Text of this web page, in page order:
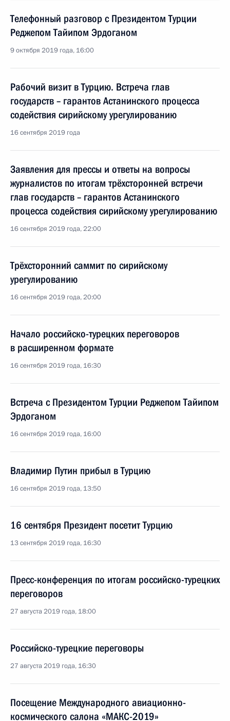
Телефонный разговор с Президентом Турции
Реджепом Тайипом Эрдоганом
9 октября 2019 года, 16:00
Рабочий визит в Турцию. Встреча глав
государств – гарантов Астанинского процесса
содействия сирийскому урегулированию
16 сентября 2019 года
Заявления для прессы и ответы на вопросы
журналистов по итогам трёхсторонней встречи
глав государств – гарантов Астанинского
процесса содействия сирийскому урегулированию
16 сентября 2019 года, 22:00
Трёхсторонний саммит по сирийскому
урегулированию
16 сентября 2019 года, 20:00
Начало российско-турецких переговоров
в расширенном формате
16 сентября 2019 года, 16:30
Встреча с Президентом Турции Реджепом Тайипом
Эрдоганом
16 сентября 2019 года, 16:00
Владимир Путин прибыл в Турцию
16 сентября 2019 года, 13:50
16 сентября Президент посетит Турцию
13 сентября 2019 года, 16:30
Пресс-конференция по итогам российско-турецких
переговоров
27 августа 2019 года, 18:00
Российско-турецкие переговоры
27 августа 2019 года, 16:30
Посещение Международного авиационно-
космического салона «МАКС-2019»